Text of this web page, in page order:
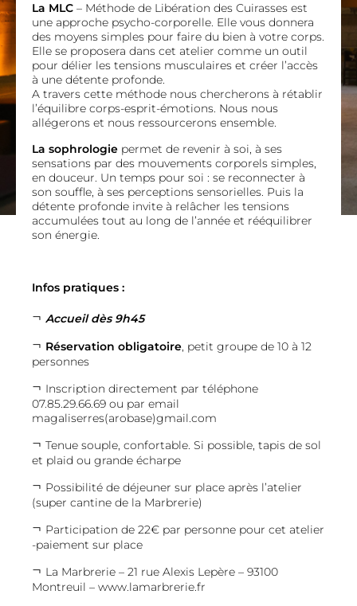
La MLC – Méthode de Libération des Cuirasses est
une approche psycho-corporelle. Elle vous donnera
des moyens simples pour faire du bien à votre corps.
Elle se proposera dans cet atelier comme un outil
pour délier les tensions musculaires et créer l’accès
à une détente profonde.
A travers cette méthode nous chercherons à rétablir
l’équilibre corps-esprit-émotions. Nous nous
allégerons et nous ressourcerons ensemble.
La sophrologie permet de revenir à soi, à ses
sensations par des mouvements corporels simples,
en douceur. Un temps pour soi : se reconnecter à
son souffle, à ses perceptions sensorielles. Puis la
détente profonde invite à relâcher les tensions
accumulées tout au long de l’année et rééquilibrer
son énergie.
Infos pratiques :
Accueil dès 9h45
Réservation obligatoire, petit groupe de 10 à 12
personnes
Inscription directement par téléphone
07.85.29.66.69 ou par email
magaliserres(arobase)gmail.com
Tenue souple, confortable. Si possible, tapis de sol
et plaid ou grande écharpe
Possibilité de déjeuner sur place après l’atelier
(super cantine de la Marbrerie)
Participation de 22€ par personne pour cet atelier
-paiement sur place
La Marbrerie – 21 rue Alexis Lepère – 93100
Montreuil – www.lamarbrerie.fr